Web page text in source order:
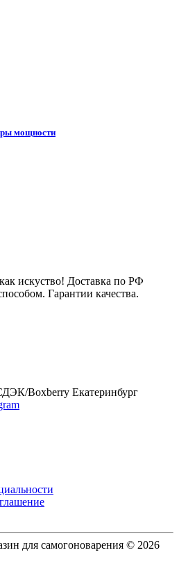
мощности
искуство! Доставка по РФ
Гарантии качества.
Boxberry Екатеринбург
для самогоноварения © 2026